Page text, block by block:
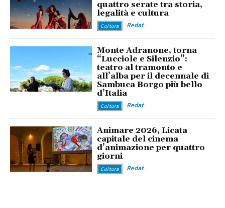
quattro serate tra storia,
legalità e cultura
Cultura Redat
Monte Adranone, torna
“Lucciole e Silenzio”:
teatro al tramonto e
all’alba per il decennale di
Sambuca Borgo più bello
d’Italia
Cultura Redat
Animare 2026, Licata
capitale del cinema
d’animazione per quattro
giorni
Cultura Redat